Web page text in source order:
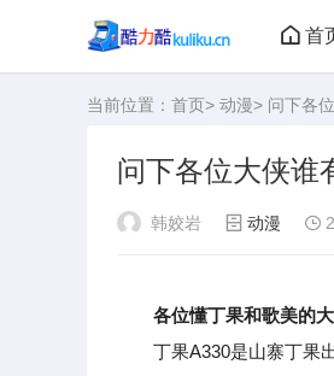
首
大
当前位置： 首页> 动漫> 问下各
问下各位大侠谁
韩姣岩 动漫
各位懂丁果和歌美的
丁果A330是山寨丁果